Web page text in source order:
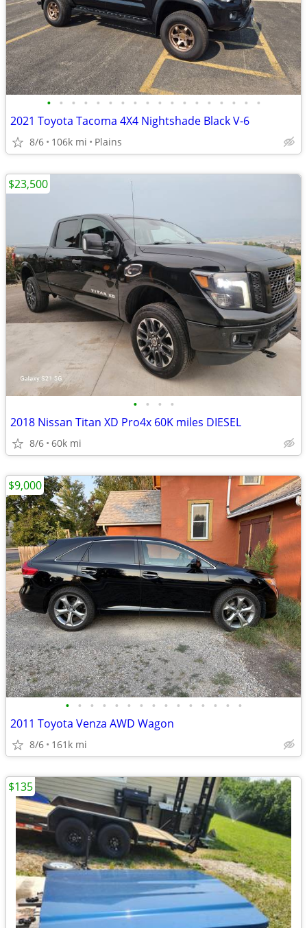
• • • • • • • • • • • • • • • • • •
2021 Toyota Tacoma 4X4 Nightshade Black V-6
8/6 106k mi Plains
• • • •
2018 Nissan Titan XD Pro4x 60K miles DIESEL
8/6 60k mi
$23,500
• • • • • • • • • • • • • • •
2011 Toyota Venza AWD Wagon
8/6 161k mi
$9,000
$135